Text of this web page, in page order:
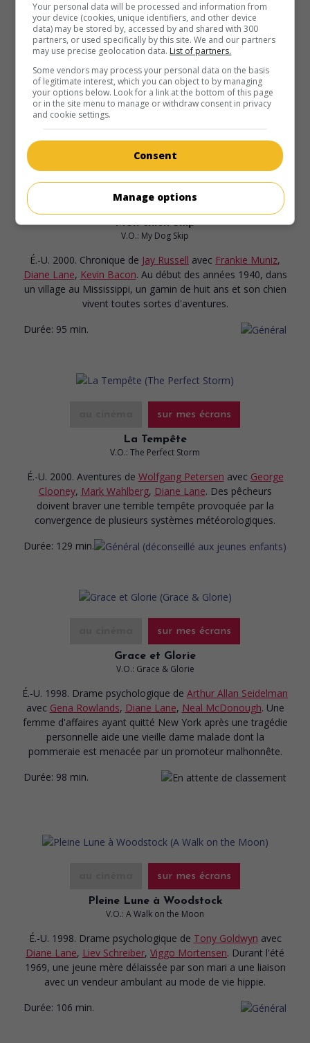
V.O.: The Glass House
É.-U. 2001. Thrillerde Daniel Sackheim avec Leelee
Sobieski ,Diane Lane,Stellan Skarsgard . Deux orphelins
ayant hérité d'une fortune sont victimes d'une machination
orchestrée par leurs tuteurs.
Durée: 106 min.
au cinéma sur mes écrans
Mon chien Skip
V.O.: My Dog Skip
É.-U. 2000. Chronique de Jay Russell avec Frankie Muniz,
Diane Lane, Kevin Bacon. Au début des années 1940, dans
un village au Mississippi, un gamin de huit ans et son chien
vivent toutes sortes d'aventures.
Durée: 95 min.
sur mes écrans
La Tempête
V.O.: The Perfect Storm
É.-U. 2000. Aventures de Wolfgang Petersen avec George
Clooney, Mark Wahlberg, Diane Lane. Des pêcheurs
doivent braver une terrible tempête provoquée par la
convergence de plusieurs systèmes météorologiques.
Durée: 129 min.
sur mes écrans
Grace et Glorie
V.O.: Grace & Glorie
É.-U. 1998. Drame psychologique de Arthur Allan Seidelman
avec Gena Rowlands, Diane Lane, Neal McDonough. Une
femme d'affaires ayant quitté New York après une tragédie
personnelle aide une vieille dame malade dont la
pommeraie est menacée par un promoteur malhonnête.
Durée: 98 min.
sur mes écrans
Pleine Lune à Woodstock
V.O.: A Walk on the Moon
É.-U. 1998. Drame psychologique de Tony Goldwyn avec
Diane Lane, Liev Schreiber, Viggo Mortensen. Durant l'été
1969, une jeune mère délaissée par son mari a une liaison
avec un vendeur ambulant au mode de vie hippie.
Durée: 106 min.
Your personal data will be processed and information from
your device (cookies, unique identifiers, and other device
data) may be stored by, accessed by and shared with 300
partners, or used specifically by this site. We and our partners
may use precise geolocation data. List of partners.
Some vendors may process your personal data on the basis
of legitimate interest, which you can object to by managing
your options below. Look for a link at the bottom of this page
or in the site menu to manage or withdraw consent in privacy
and cookie settings.
Consent
Manage options